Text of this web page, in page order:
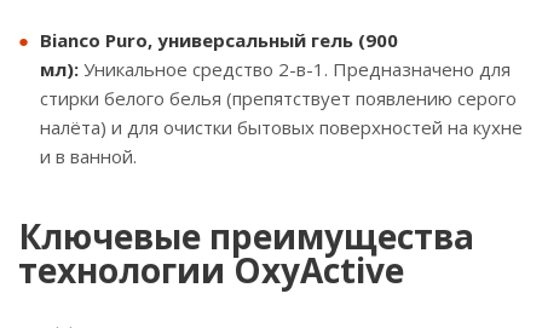
Bianco Puro, универсальный гель (900
мл): Уникальное средство 2-в-1. Предназначено для
стирки белого белья (препятствует появлению серого
налёта) и для очистки бытовых поверхностей на кухне
и в ванной.
Ключевые преимущества
технологии OxyActive